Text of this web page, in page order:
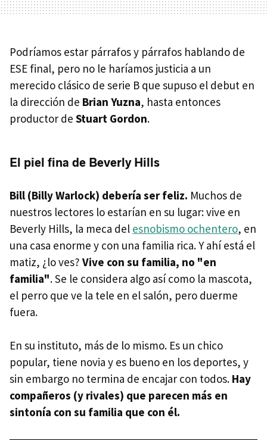
Podríamos estar párrafos y párrafos hablando de
ESE final, pero no le haríamos justicia a un
merecido clásico de serie B que supuso el debut en
la dirección de Brian Yuzna, hasta entonces
productor de Stuart Gordon.
El piel fina de Beverly Hills
Bill (Billy Warlock) debería ser feliz. Muchos de
nuestros lectores lo estarían en su lugar: vive en
Beverly Hills, la meca del esnobismo ochentero, en
una casa enorme y con una familia rica. Y ahí está el
matiz, ¿lo ves? Vive con su familia, no "en
familia". Se le considera algo así como la mascota,
el perro que ve la tele en el salón, pero duerme
fuera.
En su instituto, más de lo mismo. Es un chico
popular, tiene novia y es bueno en los deportes, y
sin embargo no termina de encajar con todos. Hay
compañeros (y rivales) que parecen más en
sintonía con su familia que con él.